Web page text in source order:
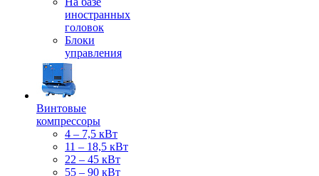
иностранных
головок
Блоки
управления
Винтовые
компрессоры
4 – 7,5 кВт
11 – 18,5 кВт
22 – 45 кВт
55 – 90 кВт